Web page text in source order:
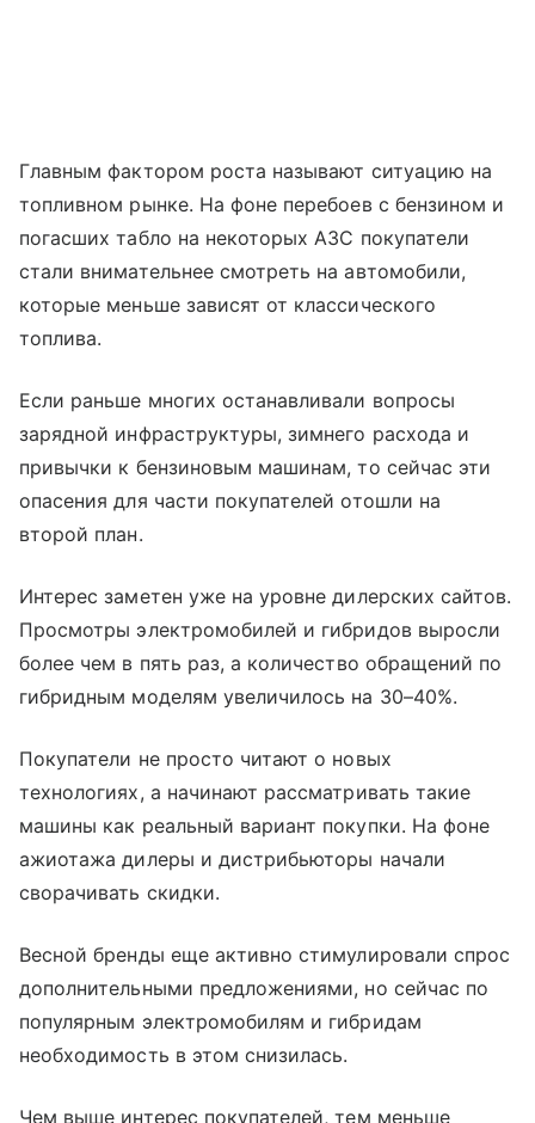
Главным фактором роста называют ситуацию на
топливном рынке. На фоне перебоев с бензином и
погасших табло на некоторых АЗС покупатели
стали внимательнее смотреть на автомобили,
которые меньше зависят от классического
топлива.
Если раньше многих останавливали вопросы
зарядной инфраструктуры, зимнего расхода и
привычки к бензиновым машинам, то сейчас эти
опасения для части покупателей отошли на
второй план.
Интерес заметен уже на уровне дилерских сайтов.
Просмотры электромобилей и гибридов выросли
более чем в пять раз, а количество обращений по
гибридным моделям увеличилось на 30–40%.
Покупатели не просто читают о новых
технологиях, а начинают рассматривать такие
машины как реальный вариант покупки. На фоне
ажиотажа дилеры и дистрибьюторы начали
сворачивать скидки.
Весной бренды еще активно стимулировали спрос
дополнительными предложениями, но сейчас по
популярным электромобилям и гибридам
необходимость в этом снизилась.
Чем выше интерес покупателей, тем меньше